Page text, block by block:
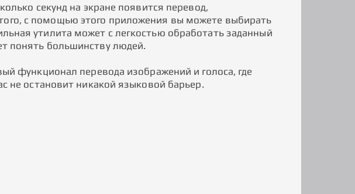
секунд на экране появится перевод,
с помощью этого приложения вы можете выбирать
утилита может с легкостью обработать заданный
понять большинству людей.
функционал перевода изображений и голоса, где
не остановит никакой языковой барьер.